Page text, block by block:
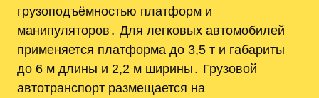
грузоподъёмностью платформ и
манипуляторов․ Для легковых автомобилей
применяется платформа до 3,5 т и габариты
до 6 м длины и 2,2 м ширины․ Грузовой
автотранспорт размещается на